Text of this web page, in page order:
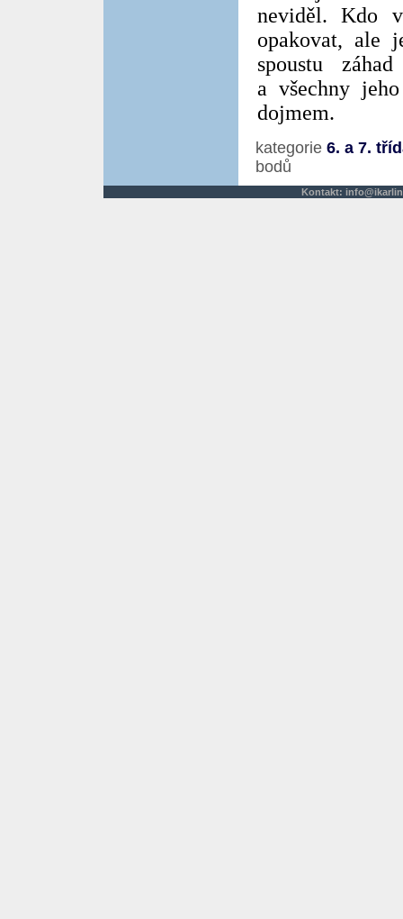
neviděl. Kdo
opakovat, ale
spoustu
a všechny
dojmem.
kategorie 6. a 7.
bodů
Kontakt: